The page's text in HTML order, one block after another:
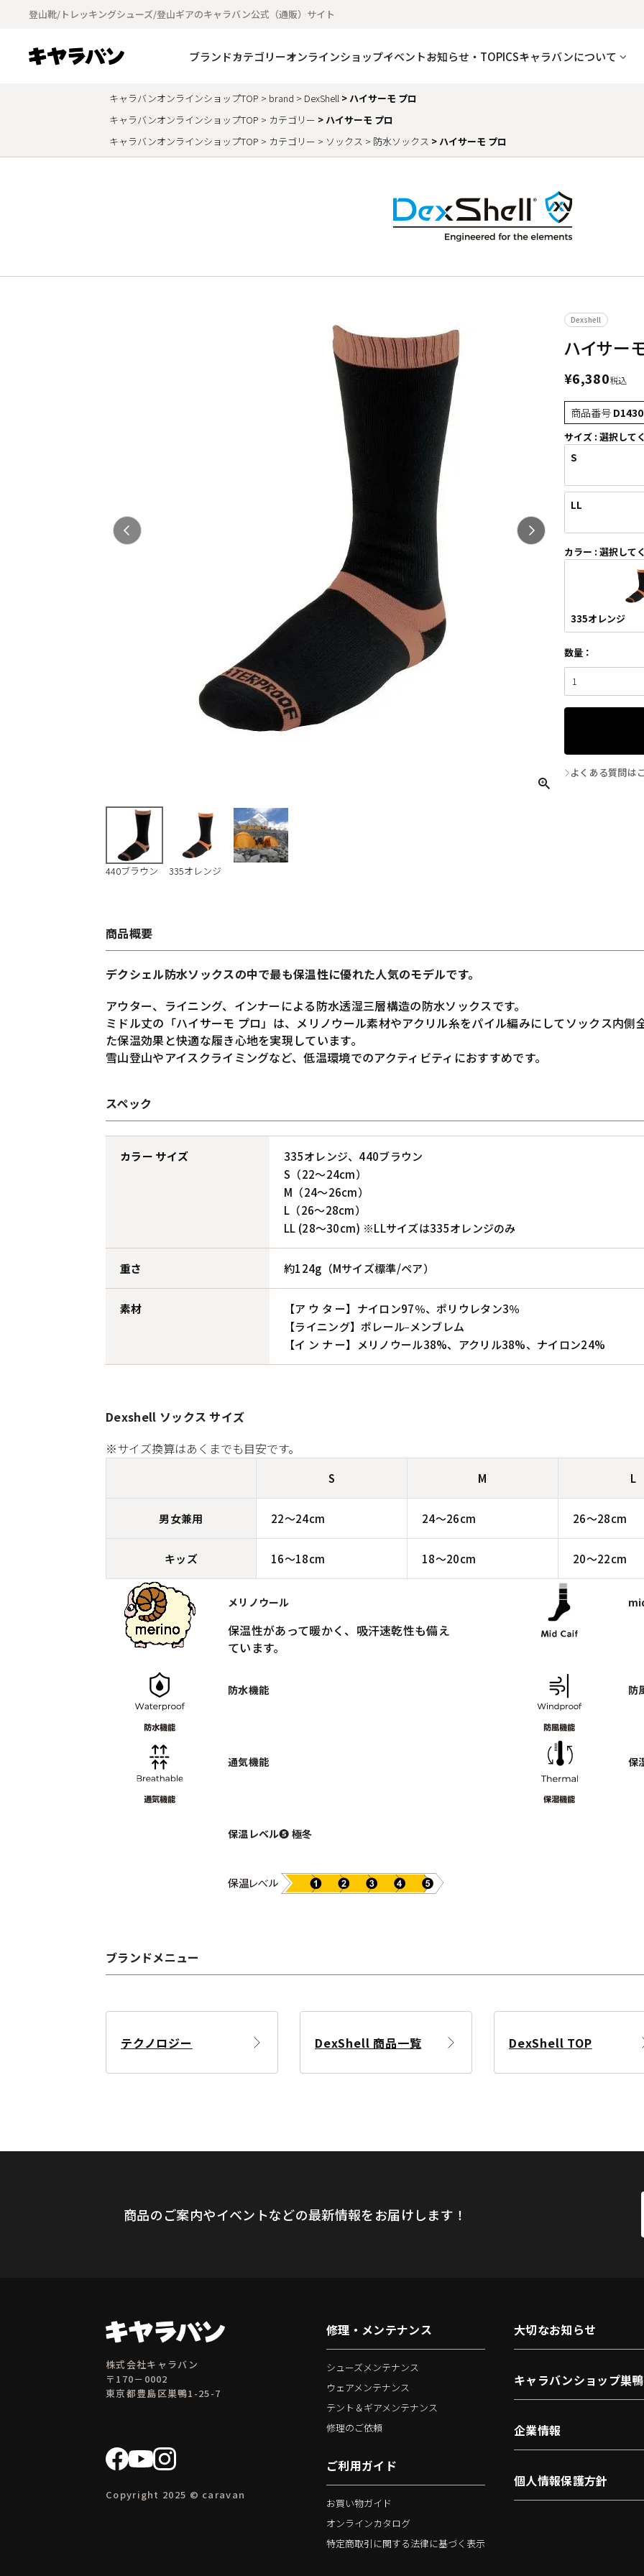
登山靴/トレッキングシューズ/登山ギアのキャラバン公式（通販）サイト
ブランドカテゴリーオンラインショップイベントお知らせ・TOPICSキャラバンについて
キャラバンオンラインショップTOP brand DexShell
ハイサーモ プロ
キャラバンオンラインショップTOP
カテゴリー
ハイサーモ プロ
キャラバンオンラインショップTOP
カテゴリー ソックス 防水ソックス ハイサーモ プロ
440ブラウン 335オレンジ
Dexshell
ハイサー
¥6,380税込
商品番号
サイズ 選択して
S
LL
カラー 選択して
335オレンジ
よくある質問は
商品概要
デクシェル防水ソックスの中で最も保温性に優れた人気のモデルです。
アウター、ライニング、インナーによる防水透湿三層構造の防水ソックスです。
ミドル丈の「ハイサーモ プロ」は、メリノウール素材やアクリル糸をパイル編みにしてソックス内側
た保温効果と快適な履き心地を実現しています。
雪山登山やアイスクライミングなど、低温環境でのアクティビティにおすすめです。
スペック
カラー サイズ
335オレンジ、440ブラウン
S（22～24cm）
M（24～26cm）
L（26～28cm）
LL (28～30cm) ※LLサイズは335オレンジのみ
重さ 約124g（Mサイズ標準/ペア）
素材
【ア ウ タ ー】ナイロン97％、ポリウレタン3％
【ライニング】ポレール メンブレム
【イ ン ナ ー】メリノウール38%、アクリル38%、ナイロン24%
Dexshell ソックス サイズ
※サイズ換算はあくまでも目安です。
S M L
男女兼用 22〜24cm 24〜26cm 26〜28cm
キッズ 16〜18cm 18〜20cm 20〜22cm
メリノウール
保温性があって暖かく、吸汗速乾性も備え
ています。
防水機能 防
通気機能 保
保温レベル❺ 極冬
ブランドメニュー
テクノロジー DexShell 商品一覧 DexShell TOP
商品のご案内やイベントなどの最新情報をお届けします！
株式会社キャラバン
〒170－0002
東京都豊島区巣鴨1-25-7
Copyright 2025 © caravan
修理・メンテナンス
シューズメンテナンス
ウェアメンテナンス
テント＆ギアメンテナンス
修理のご依頼
ご利用ガイド
お買い物ガイド
オンラインカタログ
特定商取引に関する法律に基づく表示
大切なお知らせ
キャラバンショップ巣
企業情報
個人情報保護方針